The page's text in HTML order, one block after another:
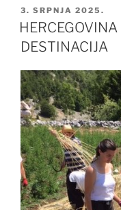
OBJAVLJENO
3. SRPNJA 2025.
DESTINACIJA